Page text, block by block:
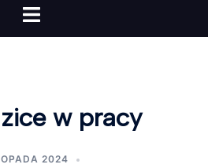
Menu
w pracy
2024